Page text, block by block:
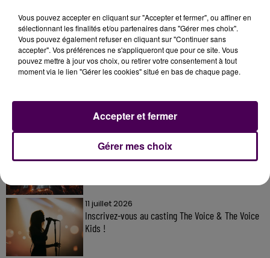
7 août 2026
11 juillet 2026
Inscrivez-vous au casting The Voice & The Voice
Kids !
Vous pouvez accepter en cliquant sur "Accepter et fermer", ou affiner en
sélectionnant les finalités et/ou partenaires dans "Gérer mes choix".
Vous pouvez également refuser en cliquant sur "Continuer sans
accepter". Vos préférences ne s'appliqueront que pour ce site. Vous
pouvez mettre à jour vos choix, ou retirer votre consentement à tout
moment via le lien "Gérer les cookies" situé en bas de chaque page.
Gérer mes choix
Accepter et fermer